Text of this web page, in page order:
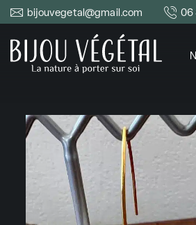
bijouvegetal@gmail.com 06